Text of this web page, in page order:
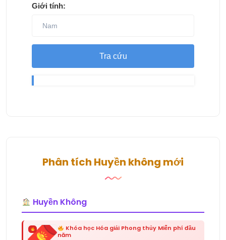
Giới tính:
Tra cứu
Phân tích Huyền không mới
Huyền Không
Khóa học Hóa giải Phong thủy Miễn phí đầu
năm